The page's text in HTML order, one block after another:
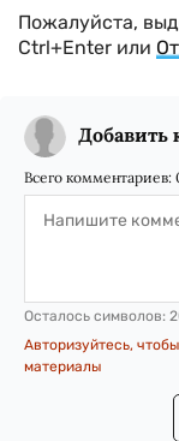
Пожалуйста,
Ctrl+Enter или
Добавить
Всего комментариев:
Осталось символов:
Авторизуйтесь,
материалы